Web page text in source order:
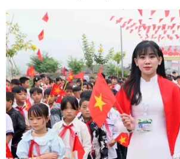
Cảnh sát Nga. (Ảnh: AFP/
Thông báo của Cơ quan An ninh
(FSB) ngày 29/3 xác nhận đã bắt
phạm đến từ “một quốc gia Trung